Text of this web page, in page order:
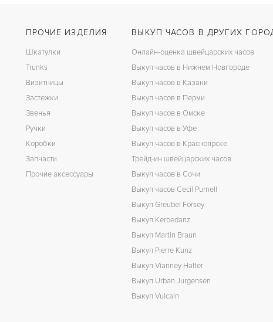
ПРОЧИЕ ИЗДЕЛИЯ
Шкатулки
Trunks
Визитницы
Застежки
Звенья
Ручки
Коробки
Запчасти
Прочие аксессуары
ВЫКУП ЧАСОВ В ДРУГИХ
Онлайн-оценка швейцарских часов
Выкуп часов в Нижнем Новгороде
Выкуп часов в Казани
Выкуп часов в Перми
Выкуп часов в Омске
Выкуп часов в Уфе
Выкуп часов в Красноярске
Трейд-ин швейцарских часов
Выкуп часов в Сочи
Выкуп часов Cecil Purnell
Выкуп Greubel Forsey
Выкуп Kerbedanz
Выкуп Martin Braun
Выкуп Pierre Kunz
Выкуп Vianney Halter
Выкуп Urban Jurgensen
Выкуп Vulcain